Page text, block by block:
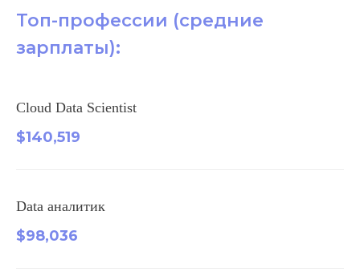
Топ-профессии (средние
зарплаты):
Cloud Data Scientist
$140,519
Data аналитик
$98,036